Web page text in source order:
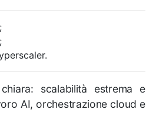
scalabilità estrema e
AI, orchestrazione cloud e